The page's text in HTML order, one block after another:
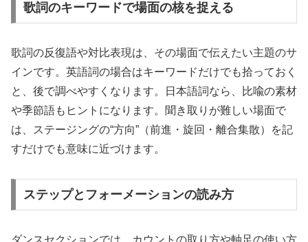
歌詞のキーワードで場面の核を捉える
歌詞の反復語や対比表現は、その場面で伝えたい主題のサ
インです。英語詞の場合はキーワードだけでも拾っておく
と、後で調べやすくなります。日本語詞なら、比喩の素材
や季節語もヒントになります。聞き取りが難しい場面で
は、ステージングの“方向”（前進・旋回・離合集散）を記
すだけでも意味に近づけます。
ステップとフォーメーションの読み方
ダンスセクションでは、カウントの取り方や軸足の使い方